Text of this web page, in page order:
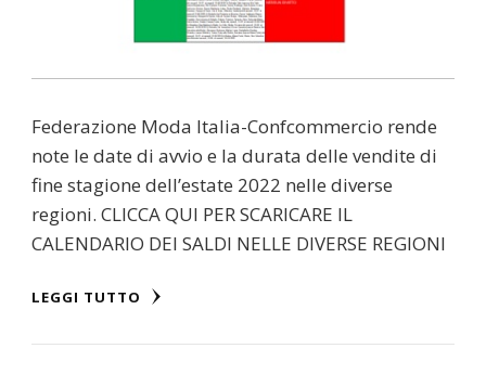
Federazione Moda Italia-Confcommercio rende
note le date di avvio e la durata delle vendite di
fine stagione dell’estate 2022 nelle diverse
regioni. CLICCA QUI PER SCARICARE IL
CALENDARIO DEI SALDI NELLE DIVERSE REGIONI
LEGGI TUTTO